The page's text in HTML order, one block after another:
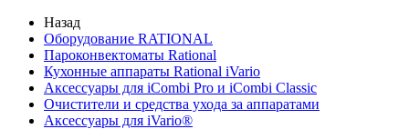
Назад
Оборудование RATIONAL
Пароконвектоматы Rational
Кухонные аппараты Rational iVario
Аксессуары для iCombi Pro и iCombi Classic
Очистители и средства ухода за аппаратами
Аксессуары для iVario®